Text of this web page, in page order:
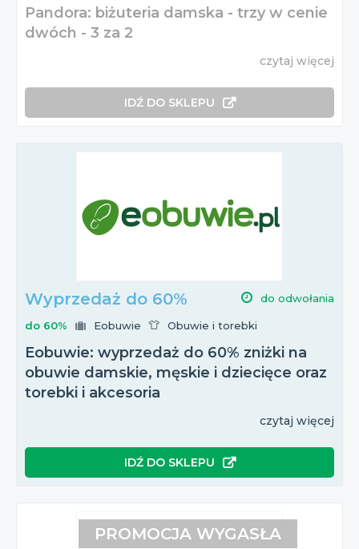
Pandora: biżuteria damska - trzy w cenie
dwóch - 3 za 2
czytaj więcej
IDŹ DO SKLEPU
Wyprzedaż do 60% do odwołania
do 60% Eobuwie Obuwie i torebki
Eobuwie: wyprzedaż do 60% zniżki na
obuwie damskie, męskie i dziecięce oraz
torebki i akcesoria
czytaj więcej
IDŹ DO SKLEPU
PROMOCJA WYGASŁA